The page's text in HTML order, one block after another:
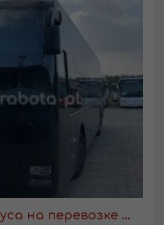
Водитель автобуса на перевозке работников